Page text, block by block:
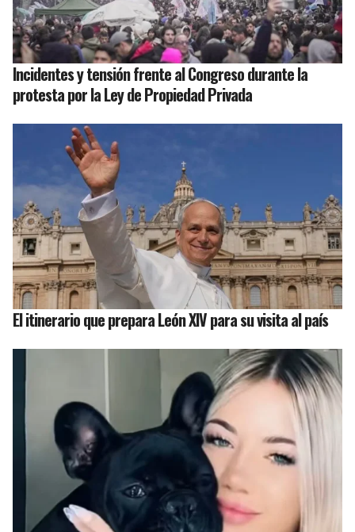
Incidentes y tensión frente al Congreso durante la
protesta por la Ley de Propiedad Privada
El itinerario que prepara León XIV para su visita al país